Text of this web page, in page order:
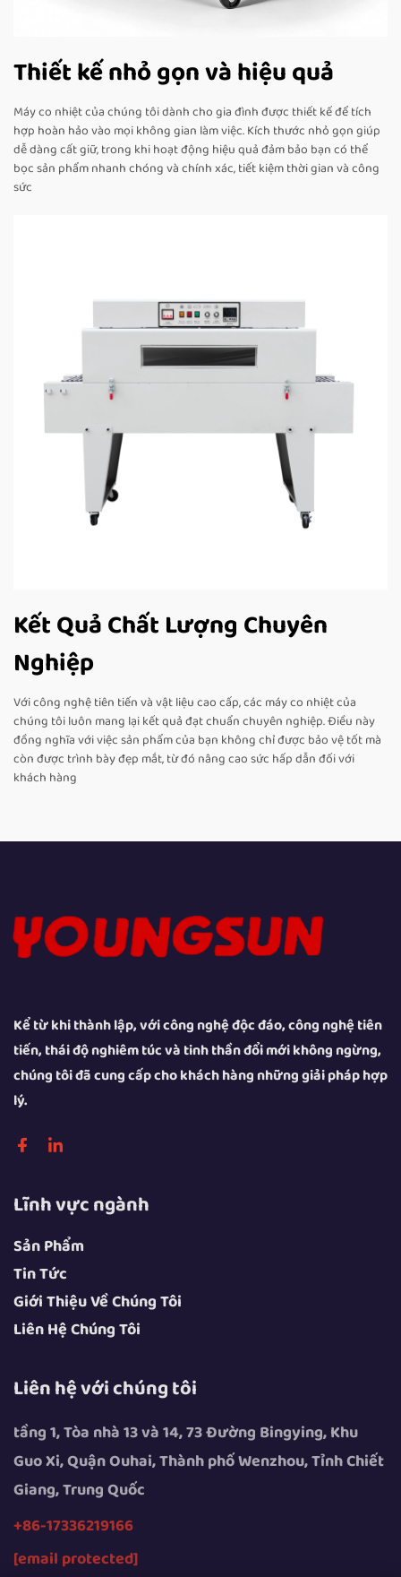
Thiết kế nhỏ gọn và hiệu quả
Máy co nhiệt của chúng tôi dành cho gia đình được thiết kế để tích
hợp hoàn hảo vào mọi không gian làm việc. Kích thước nhỏ gọn giúp
dễ dàng cất giữ, trong khi hoạt động hiệu quả đảm bảo bạn có thể
bọc sản phẩm nhanh chóng và chính xác, tiết kiệm thời gian và công
sức
Kết Quả Chất Lượng Chuyên
Nghiệp
Với công nghệ tiên tiến và vật liệu cao cấp, các máy co nhiệt của
chúng tôi luôn mang lại kết quả đạt chuẩn chuyên nghiệp. Điều này
đồng nghĩa với việc sản phẩm của bạn không chỉ được bảo vệ tốt mà
còn được trình bày đẹp mắt, từ đó nâng cao sức hấp dẫn đối với
khách hàng
Kể từ khi thành lập, với công nghệ độc đáo, công nghệ tiên
tiến, thái độ nghiêm túc và tinh thần đổi mới không ngừng,
chúng tôi đã cung cấp cho khách hàng những giải pháp hợp
lý.
Lĩnh vực ngành
Sản Phẩm
Tin Tức
Giới Thiệu Về Chúng Tôi
Liên Hệ Chúng Tôi
Liên hệ với chúng tôi
tầng 1, Tòa nhà 13 và 14, 73 Đường Bingying, Khu
Guo Xi, Quận Ouhai, Thành phố Wenzhou, Tỉnh Chiết
Giang, Trung Quốc
+86-17336219166
[email protected]